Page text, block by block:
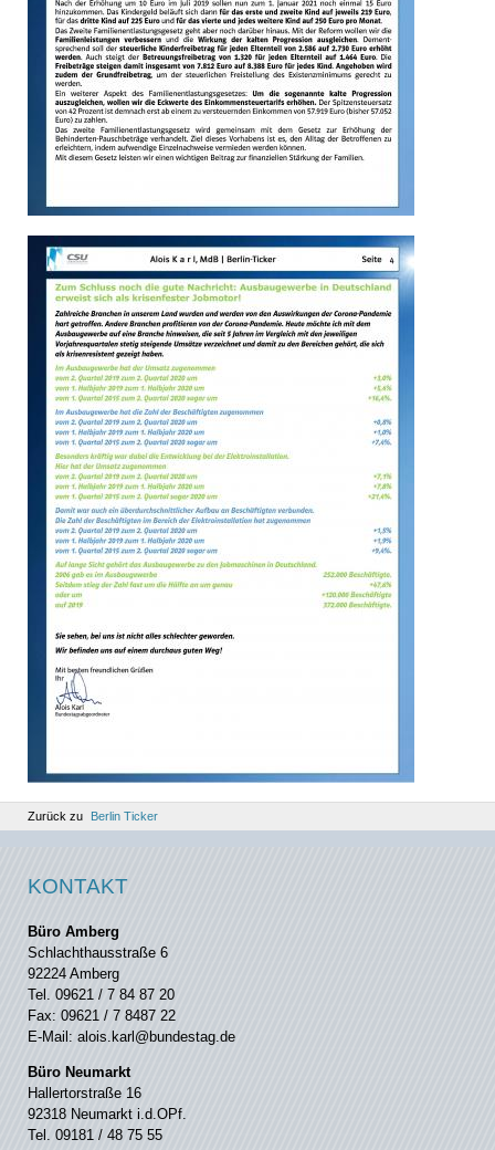
Zurück zu Berlin Ticker
KONTAKT
Büro Amberg
Schlachthausstraße 6
92224 Amberg
Tel. 09621 / 7 84 87 20
Fax: 09621 / 7 8487 22
E-Mail: alois.karl@bundestag.de
Büro Neumarkt
Hallertorstraße 16
92318 Neumarkt i.d.OPf.
Tel. 09181 / 48 75 55